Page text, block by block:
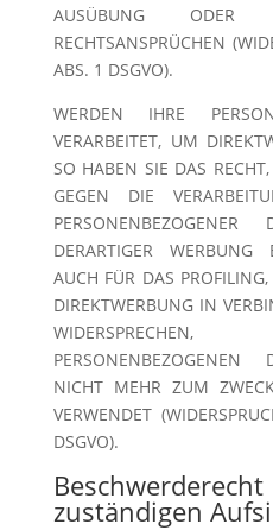
AUSÜBUNG ODER
RECHTSANSPRÜCHEN
ABS. 1 DSGVO).
WERDEN IHRE
VERARBEITET, UM
SO HABEN SIE DAS
GEGEN DIE
DERARTIGER
AUCH FÜR DAS
DIREKTWERBUNG IN
PERSONENBEZOGENEN
NICHT MEHR ZUM
VERWENDET
DSGVO).
zuständigen